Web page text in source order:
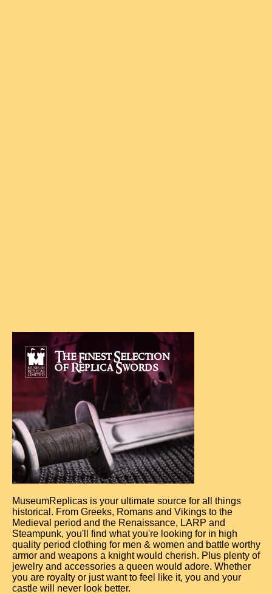
MuseumReplicas is your ultimate source for all things
historical. From Greeks, Romans and Vikings to the
Medieval period and the Renaissance, LARP and
Steampunk, you'll find what you're looking for in high
quality period clothing for men & women and battle worthy
armor and weapons a knight would cherish. Plus plenty of
jewelry and accessories a queen would adore. Whether
you are royalty or just want to feel like it, you and your
castle will never look better.